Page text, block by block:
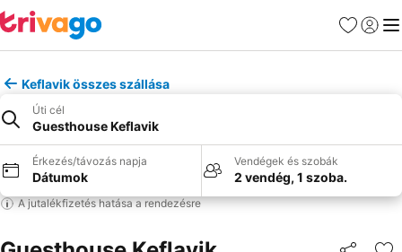
Kedvencek
Keflavik összes szállása
Úti cél
Guesthouse Keflavik
Érkezés/távozás napja
Dátumok
Vendégek és szobák
2 vendég, 1 szoba.
A jutalékfizetés hatása a rendezésre